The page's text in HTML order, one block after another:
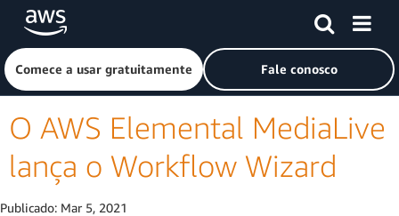
Pular para o conteúdo principal
Clique aqui para voltar à página inicial da Amazon Web
Comece a usar gratuitamente Fale conosco
O AWS Elemental MediaLive
lança o Workflow Wizard
Publicado: Mar 5, 2021